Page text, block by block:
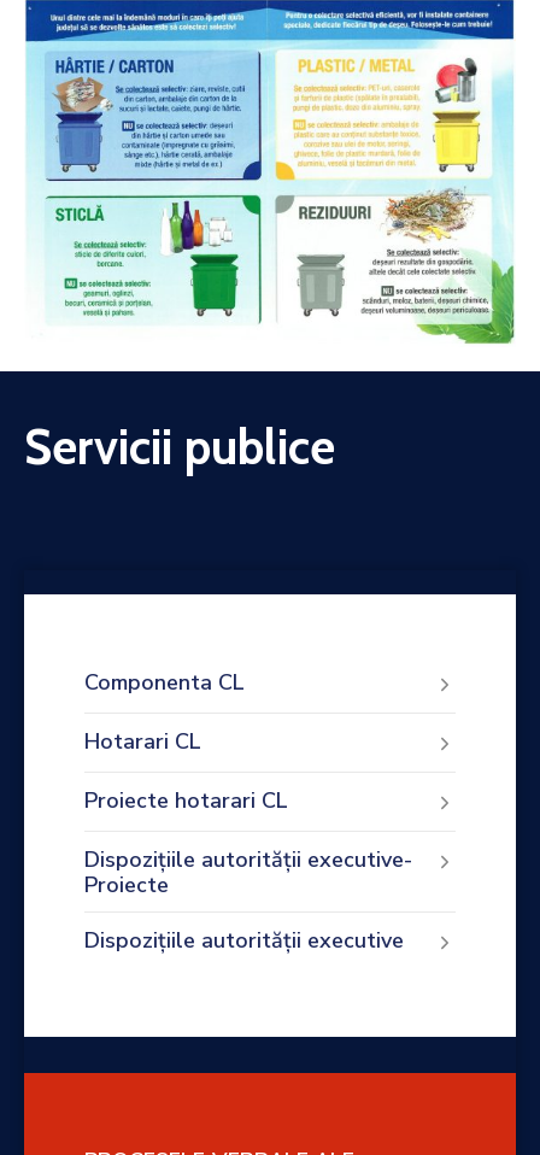
Servicii publice
Componenta CL
Hotarari CL
Proiecte hotarari CL
Dispozițiile autorității executive-
Proiecte
Dispozițiile autorității executive